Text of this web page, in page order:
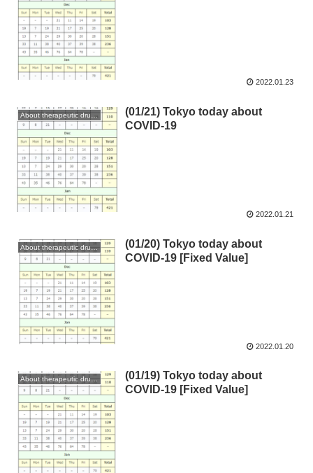
2022.01.23
About therapeutic drugs and vaccines
(01/21) Tokyo today about
COVID-19
2022.01.21
(01/20) Tokyo today about
COVID-19 [Fixed Value]
2022.01.20
About therapeutic drugs and vaccines
(01/19) Tokyo today about
COVID-19 [Fixed Value]